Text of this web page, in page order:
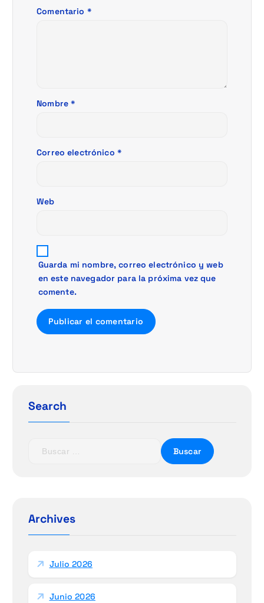
Comentario *
Nombre*
Correo electrónico *
Web
Guarda mi nombre, correo electrónico y web
en este navegador para la próxima vez que
comente.
Search
:Archives
Julio 2026
Junio 2026